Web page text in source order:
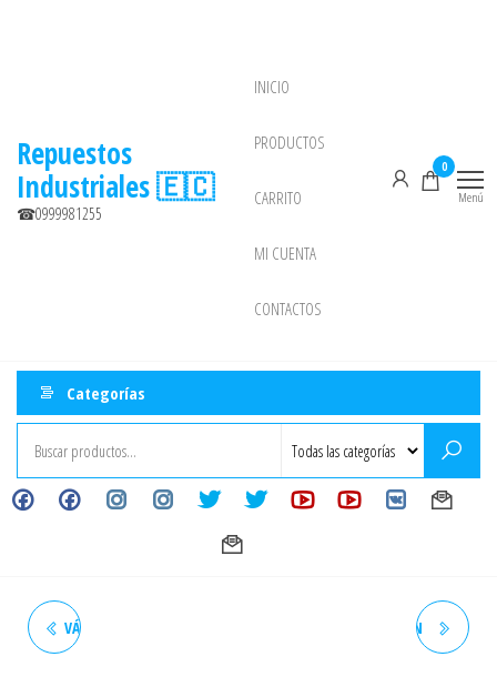
Repuestos
Industriales 🇪🇨
☎0999981255
INICIO
PRODUCTOS
CARRITO
MI CUENTA
CONTACTOS
0
Menú
Categorías
VÁLVULA DE DILUVIO HIERRO VÁLVULA RISER CHECK CON